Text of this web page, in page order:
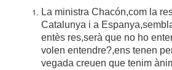
La ministra Chacón,com la
Catalunya i a
entès res,serà que no ho
volen entendre?,ens tenen
vegada creuen que tenim